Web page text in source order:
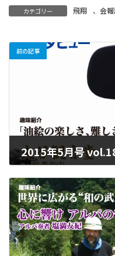
カテゴリー 飛翔 、 会
前の記事
2015年5月号
2025年6月17日